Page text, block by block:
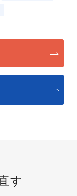
す